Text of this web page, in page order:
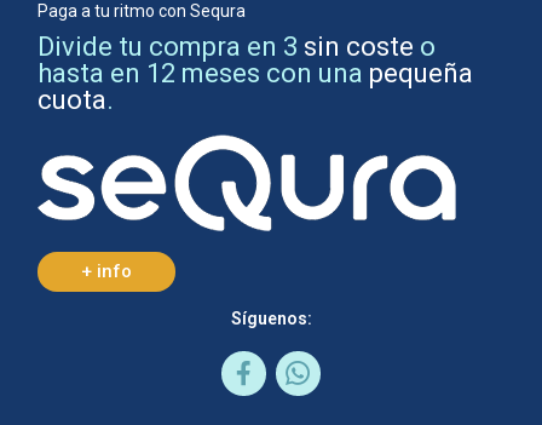
Paga a tu ritmo con Sequra
Divide tu compra en 3 sin coste o
hasta en 12 meses con una pequeña
cuota.
+ info
Síguenos: